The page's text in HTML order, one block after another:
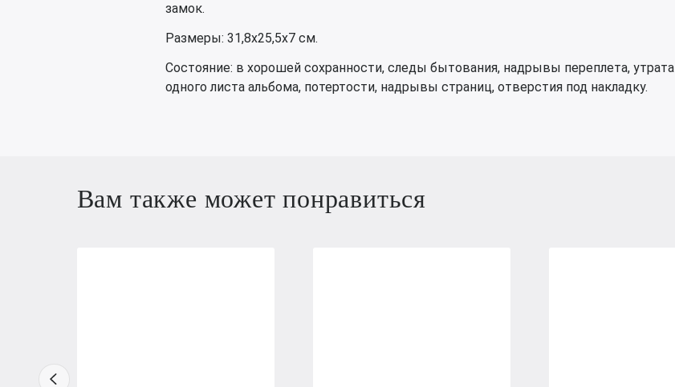
замок.
Размеры: 31,8х25,5х7 см.
Состояние: в хорошей сохранности, следы бытования, надрывы переплета, утрата
одного листа альбома, потертости, надрывы страниц, отверстия под накладку.
Вам также может понравиться